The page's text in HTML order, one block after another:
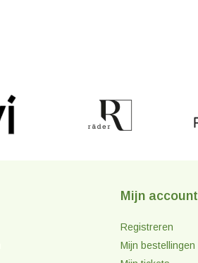
Mijn account
Registreren
Mijn bestellingen